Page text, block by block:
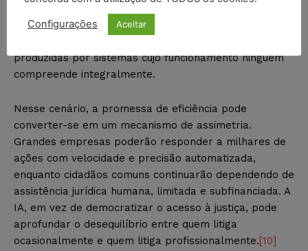
formais, clientes transformados em dados,
consumidores enfrentando defesas automatizadas em
produzidas por sistemas cujo funcionamento ninguém
compreende integralmente.
Nesse cenário, a promessa de eficiência pode
converter-se em um mecanismo de assimetria.
Grandes empresas poderão responder a milhares de
ações com velocidade e precisão automatizada,
enquanto cidadãos comuns continuarão dependendo de
assistência jurídica humana, limitada e subfinanciada. A
IA, em vez de democratizar o acesso à justiça, pode
aprofundar o desequilíbrio entre quem litiga
ocasionalmente e quem litiga profissionalmente.[10]
Configurações Aceitar